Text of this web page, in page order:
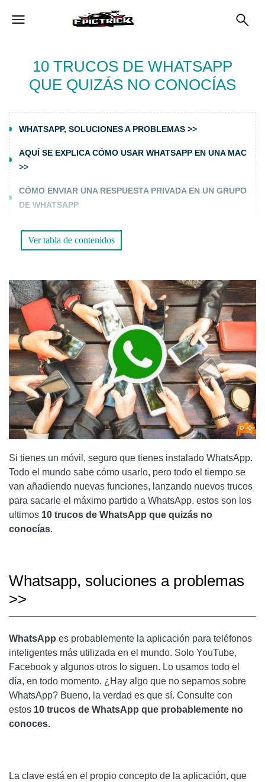
10 TRUCOS DE WHATSAPP
QUE QUIZÁS NO CONOCÍAS
WHATSAPP, SOLUCIONES A PROBLEMAS >>
AQUÍ SE EXPLICA CÓMO USAR WHATSAPP EN UNA MAC
>>
CÓMO ENVIAR UNA RESPUESTA PRIVADA EN UN GRUPO
DE WHATSAPP
DESCUBRE QUIÉN VISITA TU FOTO DE PERFIL DE
WHATSAPP >>
CON WHATSAPP
¿BLOQUEADO EN WHATSAPP? VEAMOS QUÉ PODEMOS
HACER >>
MENSAJES EN NEGRITA, CURSIVA O TACHADOS EN
WHATSAPP
CÓMO ENVIARSE UN MENSAJE A SÍ MISMO EN WHATSAPP
CÓMO PONER LA CONTRASEÑA EN WHATSAPP Y
PROTEGER TUS CONVERSACIONES >>
FILTRA TUS STICKERS FAVORITOS EN WHATSAPP
STICKERS EN WHATSAPP, CÓMO DESCARGAR Y USAR
ENVIAR UN CHAT POR CORREO EN WHATSAPP
ESCUCHAR AUDIOS DE WHATSAPP LENTO O RÁPIDO
RECUERDA FECHAS Y DATOS IMPORTANTES EN
WHATSAPP
CÓMO IDENTIFICAR NÚMEROS DESCONOCIDOS EN
WHATSAPP >>
CÓMO CREAR UN GRUPO PEQUEÑO EN WHATSAPP
CÓMO USAR WHATSAPP CON DOS NÚMEROS DE
TELÉFONO >>
Ver tabla de contenidos
Si tienes un móvil, seguro que tienes instalado WhatsApp.
Todo el mundo sabe cómo usarlo, pero todo el tiempo se
van añadiendo nuevas funciones, lanzando nuevos trucos
para sacarle el máximo partido a WhatsApp. estos son los
ultimos 10 trucos de WhatsApp que quizás no
conocías.
Whatsapp, soluciones a problemas
>>
WhatsApp es probablemente la aplicación para teléfonos
inteligentes más utilizada en el mundo. Solo YouTube,
Facebook y algunos otros lo siguen. Lo usamos todo el
día, en todo momento. ¿Hay algo que no sepamos sobre
WhatsApp? Bueno, la verdad es que sí. Consulte con
estos 10 trucos de WhatsApp que probablemente no
conoces.
La clave está en el propio concepto de la aplicación, que